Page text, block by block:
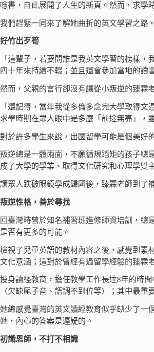
唸書，自此展開了人生的新頁。然而，求學
我們趕緊一同來了解她曲折的英文學習之路。
好竹出歹筍
「這輩子，若要問誰是我英文學習的榜樣
四十年來持續不輟；並且還會參加當地的讀
然而，父親的言行卻沒有讓從小叛逆的臻霖
「還記得，當年我從多倫多念完大學取得
求學時期在眾人眼中是多麼「前途無亮」，
對於許多學生來說，出國留學可能是個美好
叛逆總是一體兩面，不願循規蹈矩的孩子總
成了大學的學業、取得文化研究和心理學雙
讓眾人跌破眼鏡學成歸國後，臻霖老師到了
叛逆性格，善於尋找
回臺灣時曾於知名補習班進修師資培訓，
是否有更多的可能。
檢視了兒童英語的教材內容之後，感覺到素
文化意涵；這對於曾經有過留學經驗的臻霖
投身讀經教育，擔任教學工作長達8年的時
（欠缺尾子音、語調不到位等）；其中最
她總感覺臺灣的英文讀經教育似乎缺少了一
她，內心的答案是遲疑的。
初識恩師，不打不相識